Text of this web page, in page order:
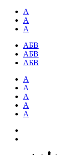
А
А
А
АБВ
АБВ
АБВ
А
А
А
А
А